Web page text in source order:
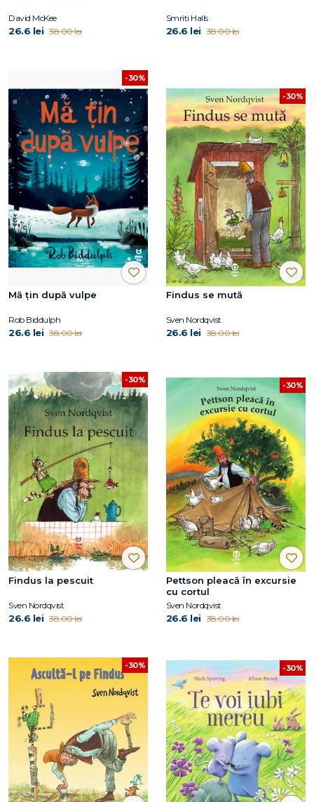
David McKee
26.6 lei 38.00 lei
Smriti Halls
26.6 lei 38.00 lei
-30%
Mă țin după vulpe
Rob Biddulph
26.6 lei 38.00 lei
-30%
Findus se mută
Sven Nordqvist
26.6 lei 38.00 lei
-30%
Findus la pescuit
Sven Nordqvist
26.6 lei 38.00 lei
-30%
Pettson pleacă în excursie
cu cortul
Sven Nordqvist
26.6 lei 38.00 lei
-30% -30%